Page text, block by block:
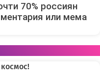
70% россиян
или мема